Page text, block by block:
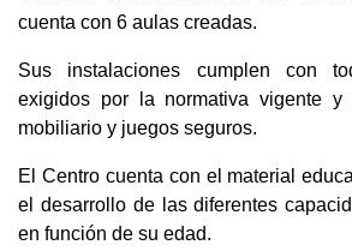
cuenta con 6 aulas creadas.
Sus instalaciones cumplen con
exigidos por la normativa vigente y
mobiliario y juegos seguros.
El Centro cuenta con el material
el desarrollo de las diferentes
en función de su edad.